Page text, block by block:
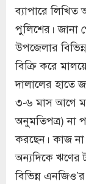
ব্যাপারে লিখিত
পুলিশের। জানা
উপজেলার
বিক্রি করে
দালালের হাতে
৩-৬ মাস আগে
অনুমতিপত্র) না
করছেন। কাজ না
অন্যদিকে ঋণের
বিভিন্ন